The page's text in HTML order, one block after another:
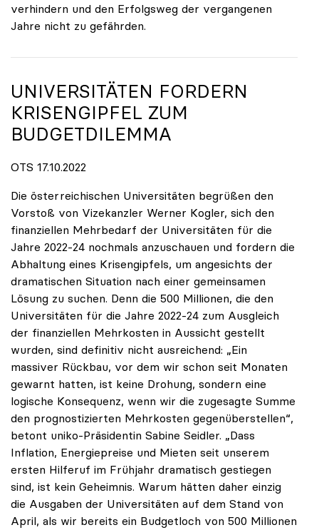
verhindern und den Erfolgsweg der vergangenen
Jahre nicht zu gefährden.
UNIVERSITÄTEN FORDERN
KRISENGIPFEL ZUM
BUDGETDILEMMA
OTS 17.10.2022
Die österreichischen Universitäten begrüßen den
Vorstoß von Vizekanzler Werner Kogler, sich den
finanziellen Mehrbedarf der Universitäten für die
Jahre 2022-24 nochmals anzuschauen und fordern die
Abhaltung eines Krisengipfels, um angesichts der
dramatischen Situation nach einer gemeinsamen
Lösung zu suchen. Denn die 500 Millionen, die den
Universitäten für die Jahre 2022-24 zum Ausgleich
der finanziellen Mehrkosten in Aussicht gestellt
wurden, sind definitiv nicht ausreichend: „Ein
massiver Rückbau, vor dem wir schon seit Monaten
gewarnt hatten, ist keine Drohung, sondern eine
logische Konsequenz, wenn wir die zugesagte Summe
den prognostizierten Mehrkosten gegenüberstellen“,
betont uniko-Präsidentin Sabine Seidler. „Dass
Inflation, Energiepreise und Mieten seit unserem
ersten Hilferuf im Frühjahr dramatisch gestiegen
sind, ist kein Geheimnis. Warum hätten daher einzig
die Ausgaben der Universitäten auf dem Stand von
April, als wir bereits ein Budgetloch von 500 Millionen